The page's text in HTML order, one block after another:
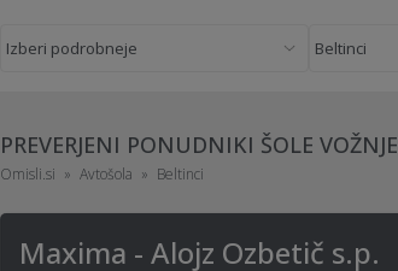
PREVERJENI PONUDNIKI ŠOLE VOŽNJE
Omisli.si Avtošola Beltinci
Maxima - Alojz Ozbetič s.p.